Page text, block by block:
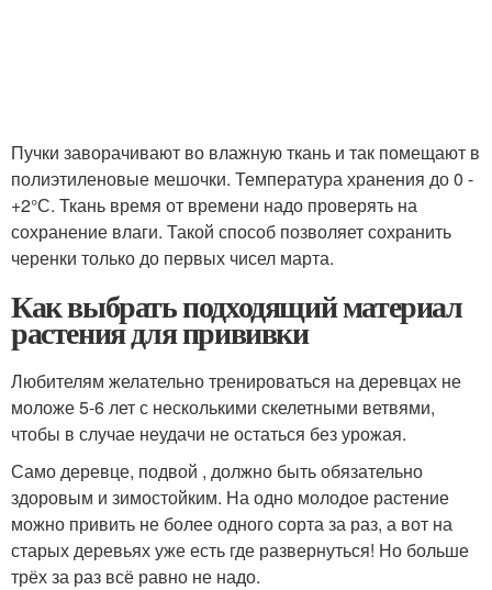
Пучки заворачивают во влажную ткань и так помещают в
полиэтиленовые мешочки. Температура хранения до 0 -
+2°С. Ткань время от времени надо проверять на
сохранение влаги. Такой способ позволяет сохранить
черенки только до первых чисел марта.
Как выбрать подходящий материал
растения для прививки
Любителям желательно тренироваться на деревцах не
моложе 5-6 лет с несколькими скелетными ветвями,
чтобы в случае неудачи не остаться без урожая.
Само деревце, подвой , должно быть обязательно
здоровым и зимостойким. На одно молодое растение
можно привить не более одного сорта за раз, а вот на
старых деревьях уже есть где развернуться! Но больше
трёх за раз всё равно не надо.